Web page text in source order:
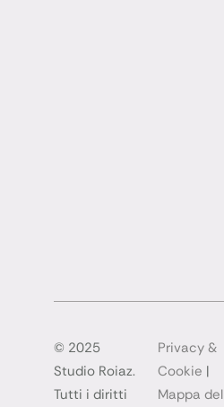
© 2025
Studio Roiaz.
Tutti i diritti
Privacy &
Cookie |
Mappa del